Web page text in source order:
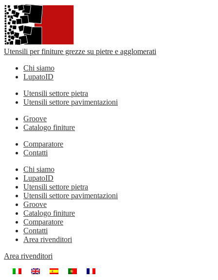
Utensili per finiture grezze su pietre e agglomerati
Chi siamo
LupatoID
Utensili settore pietra
Utensili settore pavimentazioni
Groove
Catalogo finiture
Comparatore
Contatti
Chi siamo
LupatoID
Utensili settore pietra
Utensili settore pavimentazioni
Groove
Catalogo finiture
Comparatore
Contatti
Area rivenditori
Area rivenditori